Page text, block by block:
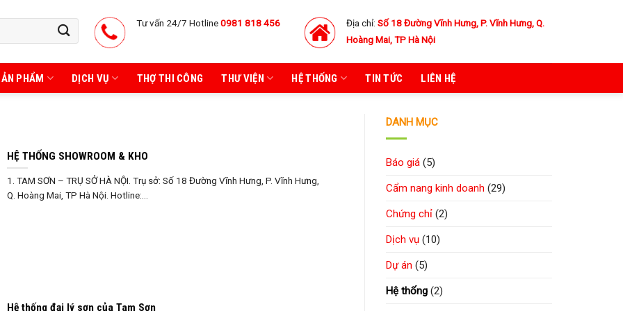
Tư vấn 24/7 Hotline0981 818 456 Địa chỉ: Số 18 Đường Vĩnh Hưng, P. Vĩnh Hưng, Q.
Hoàng Mai, TP Hà Nội
PHẨM DỊCH VỤ THỢ THI CÔNG THƯ VIỆN HỆ THỐNG TIN TỨC LIÊN HỆ
HỆ THỐNG SHOWROOM & KHO
1. TAM SƠN – TRỤ SỞ HÀ NỘI. Trụ sở: Số 18 Đường Vĩnh Hưng, P. Vĩnh Hưng,
Q. Hoàng Mai, TP Hà Nội. Hotline:...
Hệ thống đại lý sơn của Tam Sơn
DANH MỤC
Báo giá (5)
Cẩm nang kinh doanh (29)
Chứng chỉ (2)
Dịch vụ (10)
Dự án (5)
Hệ thống (2)